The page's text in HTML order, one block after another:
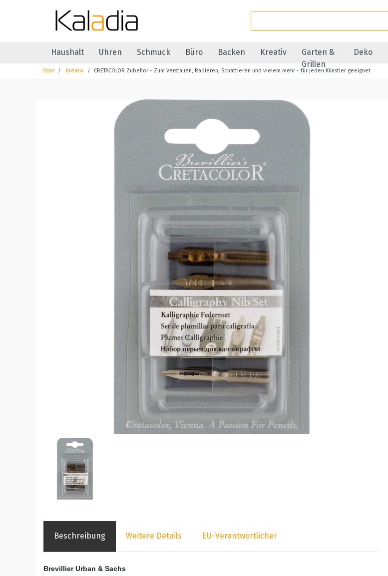
Haushalt Uhren Schmuck Büro Backen Kreativ
Garten &
Grillen
Deko
Kreativ CRETACOLOR Zubehör - Zum Verstauen, Radieren, Schattieren und vielem mehr - für jeden Künstler geeignet
Beschreibung Weitere Details EU-Verantwortlicher
Brevillier Urban & Sachs